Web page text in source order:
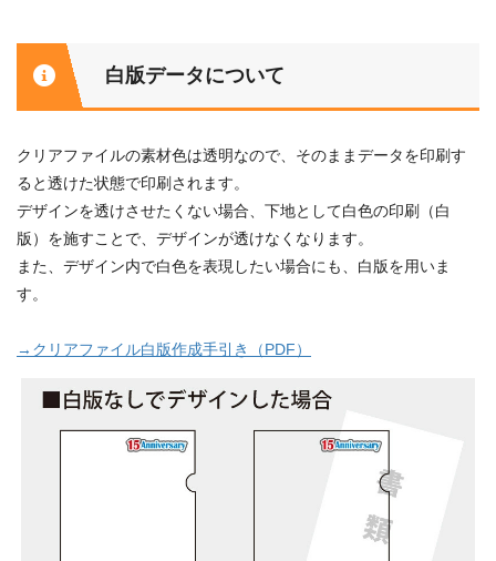
白版データについて
クリアファイルの素材色は透明なので、そのままデータを印刷す
ると透けた状態で印刷されます。
デザインを透けさせたくない場合、下地として白色の印刷（白
版）を施すことで、デザインが透けなくなります。
また、デザイン内で白色を表現したい場合にも、白版を用いま
す。
→クリアファイル白版作成手引き（PDF）